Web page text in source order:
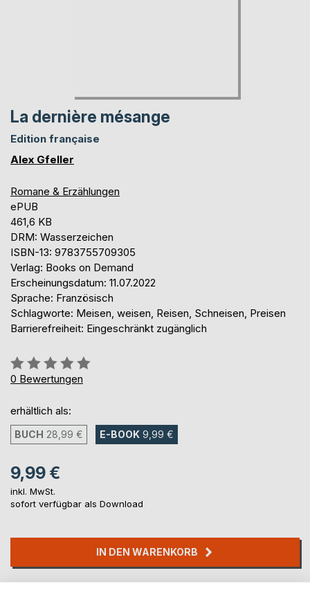
La dernière mésange
Edition française
Alex Gfeller
Romane & Erzählungen
ePUB
461,6 KB
DRM: Wasserzeichen
ISBN-13: 9783755709305
Verlag: Books on Demand
Erscheinungsdatum: 11.07.2022
Sprache: Französisch
Schlagworte: Meisen, weisen, Reisen, Schneisen, Preisen
Barrierefreiheit: Eingeschränkt zugänglich
Bewertung::
0%
0 Bewertungen
erhältlich als:
BUCH 28,99 € E-BOOK 9,99 €
9,99 €
inkl. MwSt.
sofort verfügbar als Download
IN DEN WARENKORB